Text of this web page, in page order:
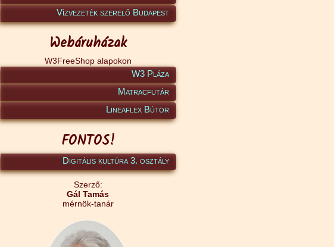
Vízvezeték szerelő Budapest
Webáruházak
W3FreeShop alapokon
W3 Pláza
Matracfutár
Lineaflex Bútor
FONTOS!
Digitális kultúra 3. osztály
Szerző:
Gál Tamás
mérnök-tanár